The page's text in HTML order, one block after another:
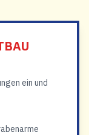
ein und